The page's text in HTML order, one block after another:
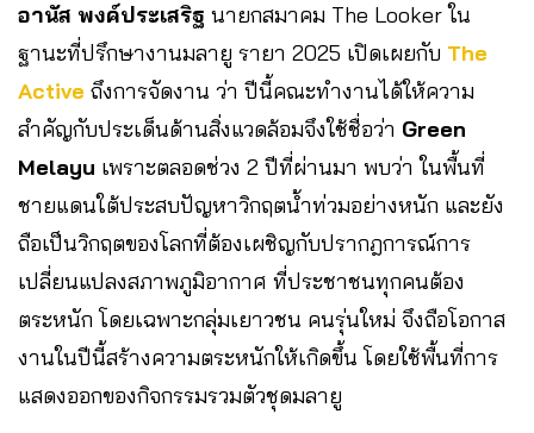
อานัส พงค์ประเสริฐ นายกสมาคม The Looker ใน
ฐานะที่ปรึกษางานมลายู รายา 2025 เปิดเผยกับ The
Active ถึงการจัดงาน ว่า ปีนี้คณะทำงานได้ให้ความ
สำคัญกับประเด็นด้านสิ่งแวดล้อมจึงใช้ชื่อว่า Green
Melayu เพราะตลอดช่วง 2 ปีที่ผ่านมา พบว่า ในพื้นที่
ชายแดนใต้ประสบปัญหาวิกฤตน้ำท่วมอย่างหนัก และยัง
ถือเป็นวิกฤตของโลกที่ต้องเผชิญกับปรากฎการณ์การ
เปลี่ยนแปลงสภาพภูมิอากาศ ที่ประชาชนทุกคนต้อง
ตระหนัก โดยเฉพาะกลุ่มเยาวชน คนรุ่นใหม่ จึงถือโอกาส
งานในปีนี้สร้างความตระหนักให้เกิดขึ้น โดยใช้พื้นที่การ
แสดงออกของกิจกรรมรวมตัวชุดมลายู